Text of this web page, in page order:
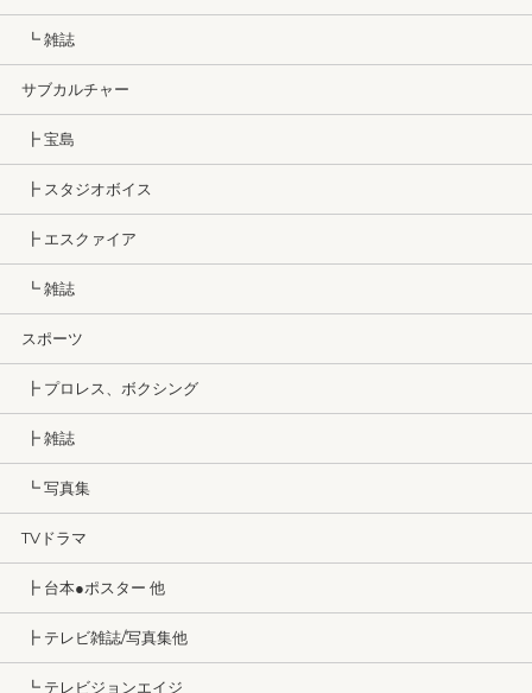
┗ 雑誌
サブカルチャー
┣ 宝島
┣ スタジオボイス
┣ エスクァイア
┗ 雑誌
スポーツ
┣ プロレス、ボクシング
┣ 雑誌
┗ 写真集
TVドラマ
┣ 台本●ポスター 他
┣ テレビ雑誌/写真集他
┗ テレビジョンエイジ